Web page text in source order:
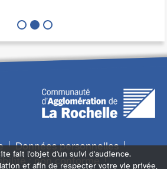
Données personnelles
: non conforme
fait l'objet d'un suivi d'audience.
et afin de respecter votre vie privée,